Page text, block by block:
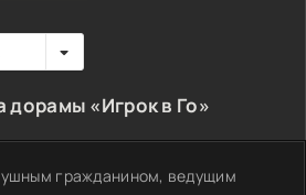
«Игрок в Го»
гражданином, ведущим